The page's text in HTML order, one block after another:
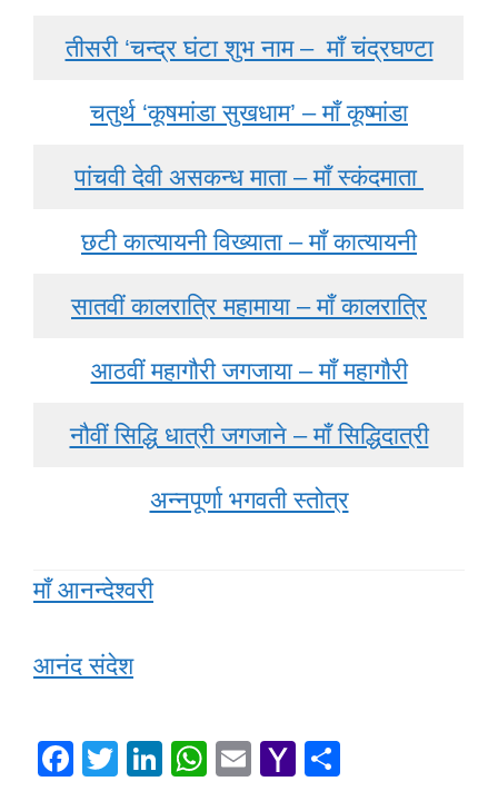
तीसरी ‘चन्द्र घंटा शुभ नाम – माँ चंद्रघण्टा
चतुर्थ ‘कूषमांडा सुखधाम’ – माँ कूष्मांडा
पांचवी देवी असकन्ध माता – माँ स्कंदमाता
छटी कात्यायनी विख्याता – माँ कात्यायनी
सातवीं कालरात्रि महामाया – माँ कालरात्रि
आठवीं महागौरी जगजाया – माँ महागौरी
नौवीं सिद्धि धात्री जगजाने – माँ सिद्धिदात्री
अन्नपूर्णा भगवती स्तोत्र
माँ आनन्देश्वरी
आनंद संदेश
F
T
Li
W
E
Y